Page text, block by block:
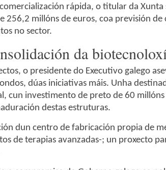
rápida, o titular da Xunta
256,2 millóns de euros, coa previsión
no sector.
da
o presidente do Executivo galego
dúas iniciativas máis. Unha
cun investimento de preto de 60
destas estruturas.
dun centro de fabricación propia de
de terapias avanzadas-; un proxecto